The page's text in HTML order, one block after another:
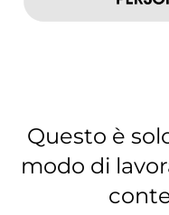
Questo è
modo di